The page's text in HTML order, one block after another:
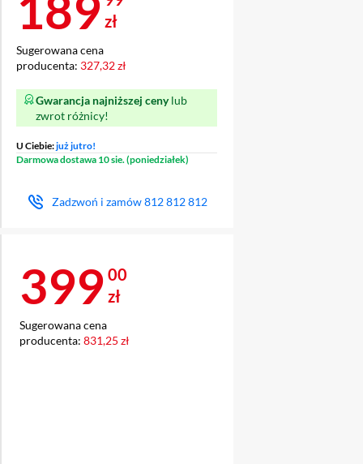
zł
Sugerowana cena
producenta: 327,32 zł
Gwarancja najniższej cenylub
zwrot różnicy!
U Ciebie:już jutro!
Darmowa dostawa 10 sie. (poniedziałek)
Zadzwoń i zamów812 812 812
Cena 399 zł
399 00
zł
Sugerowana cena
producenta: 831,25 zł